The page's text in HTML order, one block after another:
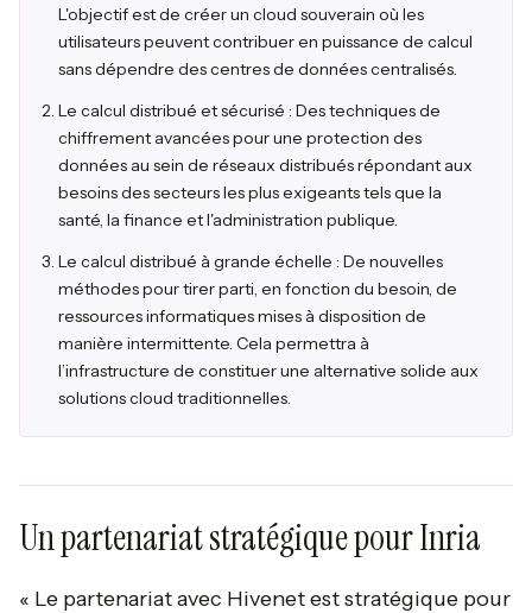
L'objectif est de créer un cloud souverain où les
utilisateurs peuvent contribuer en puissance de calcul
sans dépendre des centres de données centralisés.
Le calcul distribué et sécurisé : Des techniques de
chiffrement avancées pour une protection des
données au sein de réseaux distribués répondant aux
besoins des secteurs les plus exigeants tels que la
santé, la finance et l'administration publique.
Le calcul distribué à grande échelle : De nouvelles
méthodes pour tirer parti, en fonction du besoin, de
ressources informatiques mises à disposition de
manière intermittente. Cela permettra à
l’infrastructure de constituer une alternative solide aux
solutions cloud traditionnelles.
Un partenariat stratégique pour Inria
« Le partenariat avec Hivenet est stratégique pour